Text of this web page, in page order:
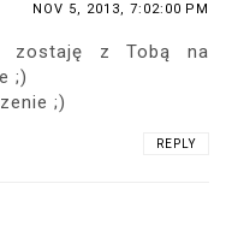
NOV 5, 2013, 7:02:00 PM
zostaję z Tobą na
;)
;)
REPLY